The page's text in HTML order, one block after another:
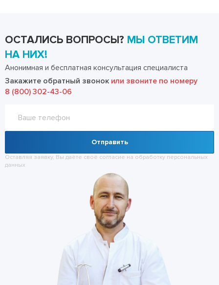
ОСТАЛИСЬ ВОПРОСЫ? МЫ ОТВЕТИМ
НА НИХ!
Анонимная и бесплатная консультация специалиста
Закажите обратный звонок или звоните по номеру
8 (800) 302-43-06
Отправить
Оставляя заявку, Вы даёте своё согласие на обработку персональных
данных